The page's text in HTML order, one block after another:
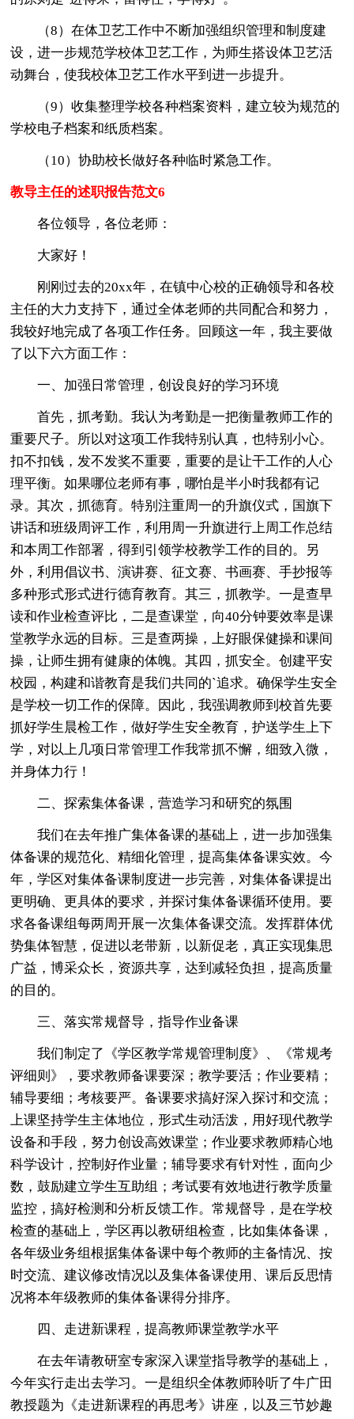
（8）在体卫艺工作中不断加强组织管理和制度建
设，进一步规范学校体卫艺工作，为师生搭设体卫艺活
动舞台，使我校体卫艺工作水平到进一步提升。
（9）收集整理学校各种档案资料，建立较为规范的
学校电子档案和纸质档案。
（10）协助校长做好各种临时紧急工作。
教导主任的述职报告范文6
各位领导，各位老师：
大家好！
刚刚过去的20xx年，在镇中心校的正确领导和各校
主任的大力支持下，通过全体老师的共同配合和努力，
我较好地完成了各项工作任务。回顾这一年，我主要做
了以下六方面工作：
一、加强日常管理，创设良好的学习环境
首先，抓考勤。我认为考勤是一把衡量教师工作的
重要尺子。所以对这项工作我特别认真，也特别小心。
扣不扣钱，发不发奖不重要，重要的是让干工作的人心
理平衡。如果哪位老师有事，哪怕是半小时我都有记
录。其次，抓德育。特别注重周一的升旗仪式，国旗下
讲话和班级周评工作，利用周一升旗进行上周工作总结
和本周工作部署，得到引领学校教学工作的目的。另
外，利用倡议书、演讲赛、征文赛、书画赛、手抄报等
多种形式形式进行德育教育。其三，抓教学。一是查早
读和作业检查评比，二是查课堂，向40分钟要效率是课
堂教学永远的目标。三是查两操，上好眼保健操和课间
操，让师生拥有健康的体魄。其四，抓安全。创建平安
校园，构建和谐教育是我们共同的`追求。确保学生安全
是学校一切工作的保障。因此，我强调教师到校首先要
抓好学生晨检工作，做好学生安全教育，护送学生上下
学，对以上几项日常管理工作我常抓不懈，细致入微，
并身体力行！
二、探索集体备课，营造学习和研究的氛围
我们在去年推广集体备课的基础上，进一步加强集
体备课的规范化、精细化管理，提高集体备课实效。今
年，学区对集体备课制度进一步完善，对集体备课提出
更明确、更具体的要求，并探讨集体备课循环使用。要
求各备课组每两周开展一次集体备课交流。发挥群体优
势集体智慧，促进以老带新，以新促老，真正实现集思
广益，博采众长，资源共享，达到减轻负担，提高质量
的目的。
三、落实常规督导，指导作业备课
我们制定了《学区教学常规管理制度》、《常规考
评细则》，要求教师备课要深；教学要活；作业要精；
辅导要细；考核要严。备课要求搞好深入探讨和交流；
上课坚持学生主体地位，形式生动活泼，用好现代教学
设备和手段，努力创设高效课堂；作业要求教师精心地
科学设计，控制好作业量；辅导要求有针对性，面向少
数，鼓励建立学生互助组；考试要有效地进行教学质量
监控，搞好检测和分析反馈工作。常规督导，是在学校
检查的基础上，学区再以教研组检查，比如集体备课，
各年级业务组根据集体备课中每个教师的主备情况、按
时交流、建议修改情况以及集体备课使用、课后反思情
况将本年级教师的集体备课得分排序。
四、走进新课程，提高教师课堂教学水平
在去年请教研室专家深入课堂指导教学的基础上，
今年实行走出去学习。一是组织全体教师聆听了牛广田
教授题为《走进新课程的再思考》讲座，以及三节妙趣